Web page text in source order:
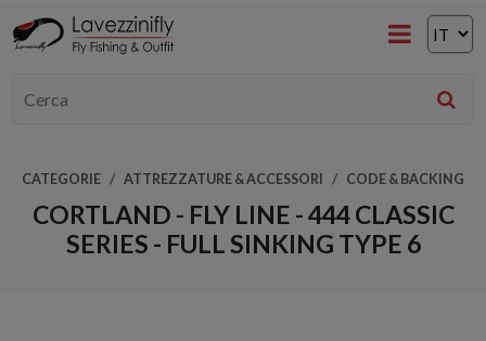
CATEGORIE ATTREZZATURE & ACCESSORI CODE & BACKING
CORTLAND - FLY LINE - 444 CLASSIC
SERIES - FULL SINKING TYPE 6